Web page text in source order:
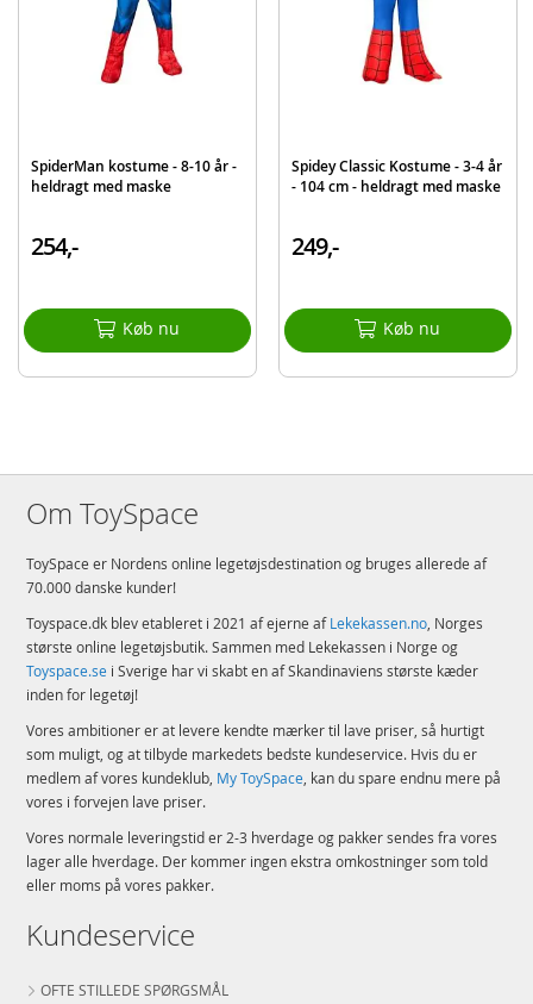
Alder: 7-8 år
Størrelse: ca. 128 cm
EAN 883028060771
SpiderMan kostume - 8-10 år -
heldragt med maske
254,-
Køb nu
Spidey Classic Kostume - 3-4 år
- 104 cm - heldragt med maske
249,-
Køb nu
Om ToySpace
ToySpace er Nordens online legetøjsdestination og bruges allerede af
70.000 danske kunder!
Toyspace.dk blev etableret i 2021 af ejerne afLekekassen.no, Norges
største online legetøjsbutik. Sammen med Lekekassen i Norge og
Toyspace.se i Sverige har vi skabt en af Skandinaviens største kæder
inden for legetøj!
Vores ambitioner er at levere kendte mærker til lave priser, så hurtigt
som muligt, og at tilbyde markedets bedste kundeservice. Hvis du er
medlem af vores kundeklub, My ToySpace, kan du spare endnu mere på
vores i forvejen lave priser.
Vores normale leveringstid er 2-3 hverdage og pakker sendes fra vores
lager alle hverdage. Der kommer ingen ekstra omkostninger som told
eller moms på vores pakker.
Kundeservice
OFTE STILLEDE SPØRGSMÅL